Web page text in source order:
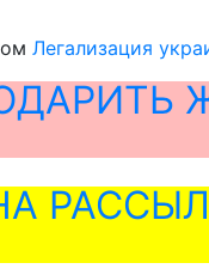
Легализация